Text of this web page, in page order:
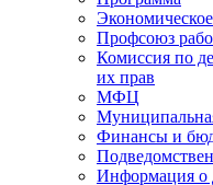
Профсоюз
Комиссия по
их прав
МФЦ
Финансы и
Информация о